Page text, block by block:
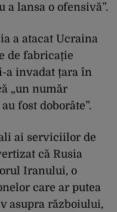
a lansa o ofensivă”.
a atacat Ucraina
de fabricație
a invadat țara în
„un număr
fost doborâte”.
ai serviciilor de
că Rusia
Iranului, o
care ar putea
asupra războiului,